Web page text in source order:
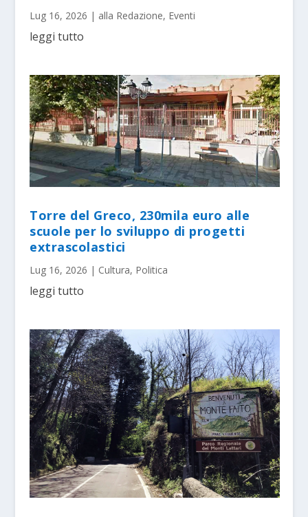
Lug 16, 2026 | alla Redazione, Eventi
leggi tutto
Torre del Greco, 230mila euro alle
scuole per lo sviluppo di progetti
extrascolastici
Lug 16, 2026 | Cultura, Politica
leggi tutto